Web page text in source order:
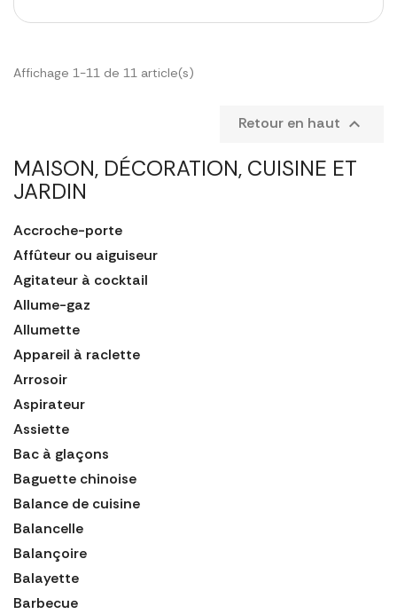
MAISON, DÉCORATION, CUISINE ET
JARDIN
Accroche-porte
Affûteur ou aiguiseur
Agitateur à cocktail
Allume-gaz
Allumette
Appareil à raclette
Arrosoir
Aspirateur
Assiette
Bac à glaçons
Baguette chinoise
Balance de cuisine
Balancelle
Balançoire
Balayette
Barbecue
Affichage 1-11 de 11 article(s)
Retour en haut 